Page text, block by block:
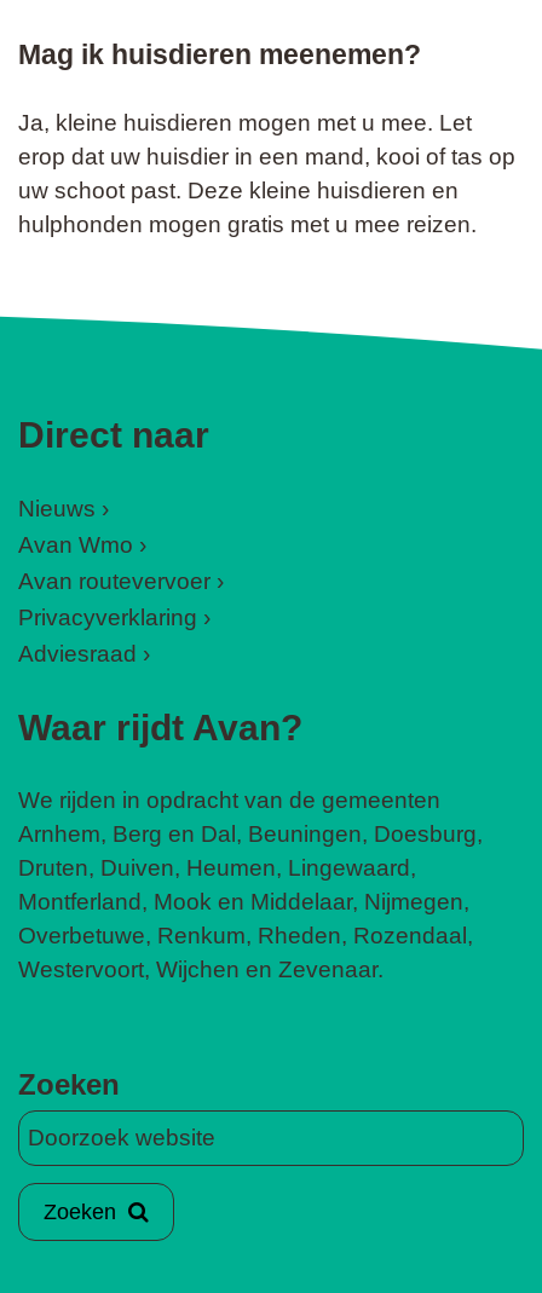
Mag ik huisdieren meenemen?
Ja, kleine huisdieren mogen met u mee. Let
erop dat uw huisdier in een mand, kooi of tas op
uw schoot past. Deze kleine huisdieren en
hulphonden mogen gratis met u mee reizen.
Direct naar
Nieuws
Avan Wmo
Avan routevervoer
Privacyverklaring
Adviesraad
Waar rijdt Avan?
We rijden in opdracht van de gemeenten
Arnhem, Berg en Dal, Beuningen, Doesburg,
Druten, Duiven, Heumen, Lingewaard,
Montferland, Mook en Middelaar, Nijmegen,
Overbetuwe, Renkum, Rheden, Rozendaal,
Westervoort, Wijchen en Zevenaar.
Zoeken
Zoeken